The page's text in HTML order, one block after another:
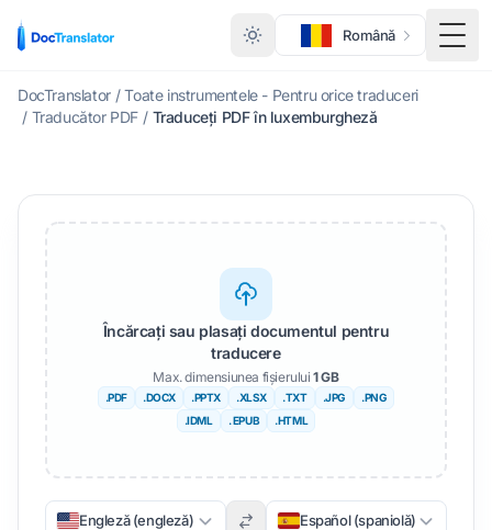
Română
DocTranslator / Toate instrumentele - Pentru orice traduceri
/ Traducător PDF / Traduceți PDF în luxemburgheză
Încărcați sau plasați documentul pentru
traducere
Max. dimensiunea fișierului1 GB
.PDF .DOCX .PPTX .XLSX .TXT .JPG
.PNG
.IDML
. EPUB .HTML
Engleză (engleză) Español (spaniolă)